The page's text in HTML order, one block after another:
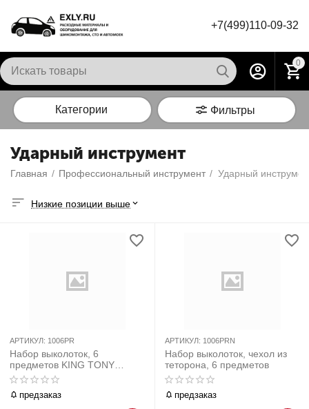
+7(499)110-09-32
0
Категории Фильтры
Ударный инструмент
Главная / Профессиональный инструмент / Ударный
Низкие позиции выше
АРТИКУЛ: 1006PR
Набор выколоток, 6
предметов KING TONY
1006PR
предзаказ
АРТИКУЛ: 1006PRN
Набор выколоток, чехол из
теторона, 6 предметов
предзаказ